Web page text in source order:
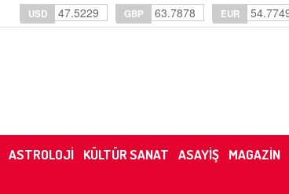
USD 47.5229 GBP 63.7878 EUR
ASTROLOJİ KÜLTÜR SANAT ASAYİŞ MAGAZİN